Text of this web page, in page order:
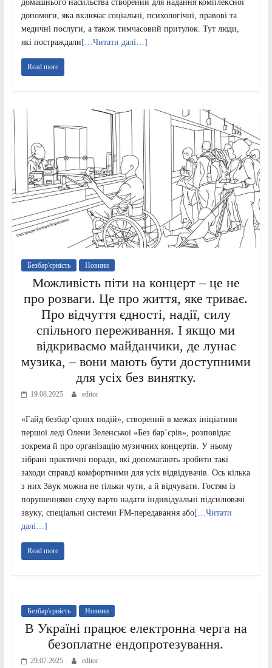
домашнього насильства створений для надання комплексної
допомоги, яка включає соціальні, психологічні, правові та
медичні послуги, а також тимчасовий притулок. Тут люди,
які постраждали […Читати далі…]
Read more
Безбар'єрність Новини
Можливість піти на концерт – це не
про розваги. Це про життя, яке триває.
Про відчуття єдності, надії, силу
спільного переживання. І якщо ми
відкриваємо майданчики, де лунає
музика, – вони мають бути доступними
для усіх без винятку.
19.08.2025 editor
«Гайд безбар’єрних подій», створений в межах ініціативи
першої леді Олени Зеленської «Без бар’єрів», розповідає
зокрема й про організацію музичних концертів. У ньому
зібрані практичні поради, які допомагають зробити такі
заходи справді комфортними для усіх відвідувачів. Ось кілька
з них Звук можна не тільки чути, а й відчувати. Гостям із
порушеннями слуху варто надати індивідуальні підсилювачі
звуку, спеціальні системи FM-передавання або[…Читати
далі…]
Read more
Безбар'єрність Новини
В Україні працює електронна черга на
безоплатне ендопротезування.
29.07.2025 editor